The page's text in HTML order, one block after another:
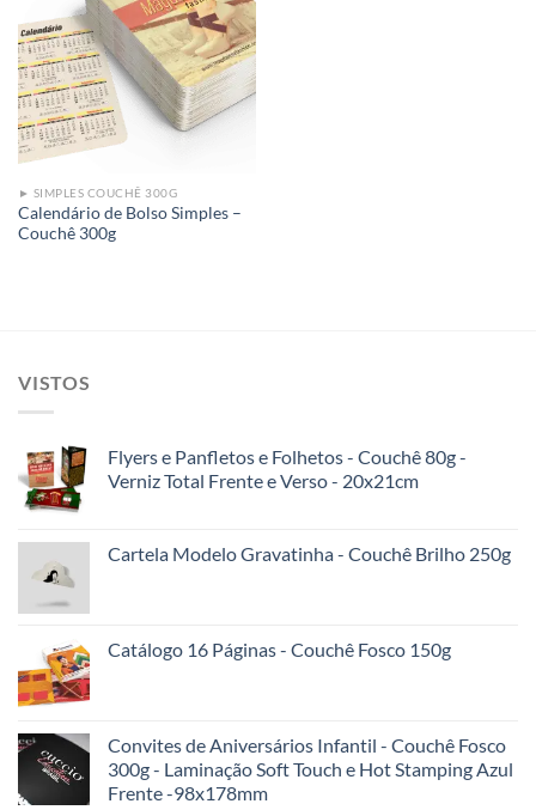
Add to
wishlist
► SIMPLES COUCHÊ 300G
Calendário de Bolso Simples –
Couchê 300g
VISTOS
Flyers e Panfletos e Folhetos - Couchê 80g -
Verniz Total Frente e Verso - 20x21cm
Cartela Modelo Gravatinha - Couchê Brilho 250g
Catálogo 16 Páginas - Couchê Fosco 150g
Convites de Aniversários Infantil - Couchê Fosco
300g - Laminação Soft Touch e Hot Stamping Azul
Frente -98x178mm